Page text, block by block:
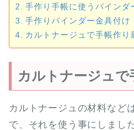
手作り手帳に使うバインダ
手作りバインダー金具付け
カルトナージュで手帳作り
カルトナージュで
カルトナージュの材料など
で、それを使う事にしました